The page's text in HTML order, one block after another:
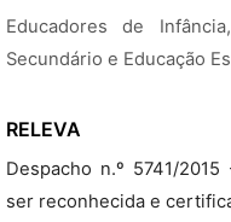
Educadores de
Secundário e Educação
RELEVA
Despacho n.º 5741/
ser reconhecida e